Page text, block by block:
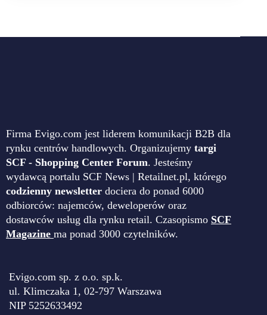
Firma Evigo.com jest liderem komunikacji B2B dla
rynku centrów handlowych. Organizujemy targi
SCF - Shopping Center Forum. Jesteśmy
wydawcą portalu SCF News | Retailnet.pl, którego
codzienny newsletter dociera do ponad 6000
odbiorców: najemców, deweloperów oraz
dostawców usług dla rynku retail. Czasopismo SCF
Magazine ma ponad 3000 czytelników.
Evigo.com sp. z o.o. sp.k.
ul. Klimczaka 1, 02-797 Warszawa
NIP 5252633492